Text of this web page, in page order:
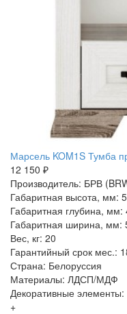
Марсель KOM1S Тумба
12 150 ₽
Производитель: БРВ
Габаритная высота, мм:
Габаритная глубина, мм:
Габаритная ширина, мм:
Вес, кг: 20
Гарантийный срок мес.:
Страна: Белоруссия
Материалы: ЛДСП/МДФ
Декоративные элементы:
+